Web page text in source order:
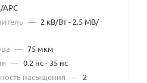
APC
— 2 кВ/Вт - 2.5 МВ/
— 75 мкм
— 0.2 нс - 35 нс
насыщения — 2